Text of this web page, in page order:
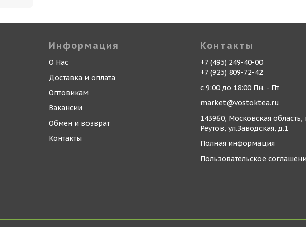
Информация
О Нас
Доставка и оплата
Оптовикам
Вакансии
Обмен и возврат
Контакты
Контакты
+7 (495) 249-40-00
+7 (925) 809-72-42
с 9:00 до 18:00 Пн. - Пт
market@vostoktea.ru
143960, Московская область,
Реутов, ул.Заводская, д.1
Полная информация
Пользовательское